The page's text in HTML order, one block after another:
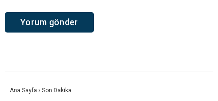
Ana Sayfa › Son Dakika